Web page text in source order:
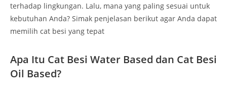
terhadap lingkungan. Lalu, mana yang paling sesuai untuk
kebutuhan Anda? Simak penjelasan berikut agar Anda dapat
memilih cat besi yang tepat
Apa Itu Cat Besi Water Based dan Cat Besi
Oil Based?